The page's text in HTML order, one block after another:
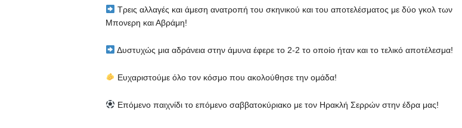
Τρεις αλλαγές και άμεση ανατροπή του σκηνικού και του αποτελέσματος με δύο γκολ των
Μπονερη και Αβράμη!
Δυστυχώς μια αδράνεια στην άμυνα έφερε το 2-2 το οποίο ήταν και το τελικό αποτέλεσμα!
Ευχαριστούμε όλο τον κόσμο που ακολούθησε την ομάδα!
Επόμενο παιχνίδι το επόμενο σαββατοκύριακο με τον Ηρακλή Σερρών στην έδρα μας!